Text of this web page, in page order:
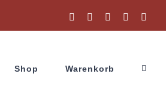
FacebookInstagram YouTube
Shop Warenkorb